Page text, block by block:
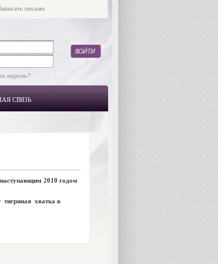
письмо
пароль?
СВЯЗЬ
наступающим 2010 годом
тигриная хватка в